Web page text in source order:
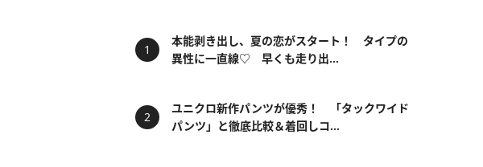
本能剥き出し、夏の恋がスタート！ タイプの
異性に一直線♡ 早くも走り出...
ユニクロ新作パンツが優秀！ 「タックワイド
パンツ」と徹底比較＆着回しコ...